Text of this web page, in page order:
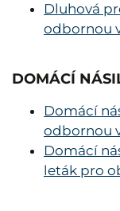
Dluhová
odbornou
DOMÁCÍ
Domácí
odbornou
Domácí
leták pro